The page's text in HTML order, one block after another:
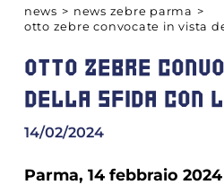
news > news zebre parma >
otto zebre convocate in vista
OTTO ZEBRE
DELLA SFIDA CON
14/02/2024
Parma, 14 febbraio 2024